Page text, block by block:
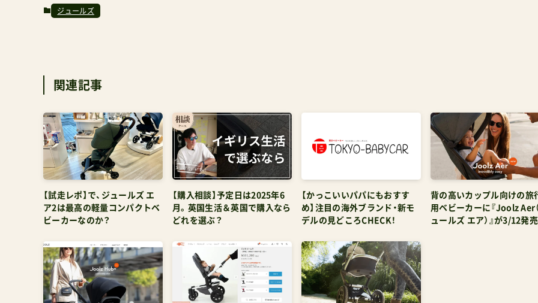
ジュールズ
関連記事
【試走レポ】で、ジュールズ エ
ア2は最高の軽量コンパクトベ
ビーカーなのか？
【購入相談】予定日は2025年6
月。英国生活＆英国で購入なら
どれを選ぶ？
【かっこいいパパにもおすす
め】注目の海外ブランド・新モ
デルの見どころCHECK！
背の高いカップル向けの旅
用ベビーカーに『Joolz Aer
ュールズ エア）』が3/12発売